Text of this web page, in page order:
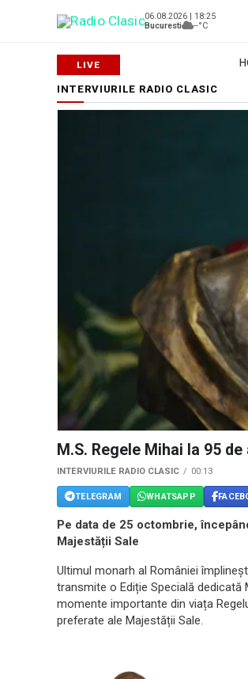
06.08.2026 | 18:25
Bucuresti
--°C
INTERVIURILE RADIO CLASIC
M.S. Regele Mihai la 95 de
INTERVIURILE RADIO CLASIC 00:13
TELEGRAM WHATSAPP
Pe data de 25 octombrie,
Majestății Sale
Ultimul monarh al României
transmite o Ediție Specială
momente importante din viața
preferate ale Majestății Sale.